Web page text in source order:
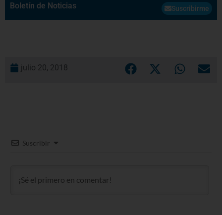
Boletín de Noticias Suscribirme
julio 20, 2018
Suscribir